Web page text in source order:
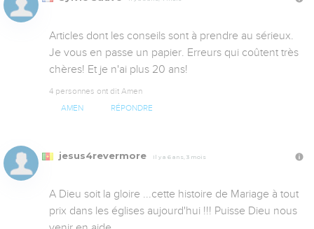
Articles dont les conseils sont à prendre au sérieux.
Je vous en passe un papier. Erreurs qui coûtent très
chères! Et je n'ai plus 20 ans!
4 personnes ont dit Amen
AMEN RÉPONDRE
jesus4revermore Il y a 6 ans, 3 mois
A Dieu soit la gloire ...cette histoire de Mariage à tout
prix dans les églises aujourd'hui !!! Puisse Dieu nous